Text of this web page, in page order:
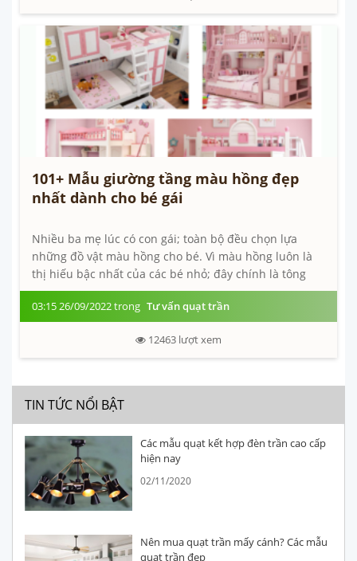
101+ Mẫu giường tầng màu hồng đẹp
nhất dành cho bé gái
Nhiều ba mẹ lúc có con gái; toàn bộ đều chọn lựa
những đồ vật màu hồng cho bé. Vì màu hồng luôn là
thị hiếu bậc nhất của các bé nhỏ; đây chính là tông
màu quốc dân tương...
03:15 26/09/2022 trong Tư vấn quạt trần
12463 lượt xem
TIN TỨC NỔI BẬT
Các mẫu quạt kết hợp đèn trần cao cấp
hiện nay
02/11/2020
Nên mua quạt trần mấy cánh? Các mẫu
quạt trần đẹp